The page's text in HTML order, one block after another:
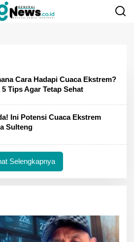
Cara Hadapi Cuaca Ekstrem?
Tips Agar Tetap Sehat
Ini Potensi Cuaca Ekstrem
Sulteng
Selengkapnya